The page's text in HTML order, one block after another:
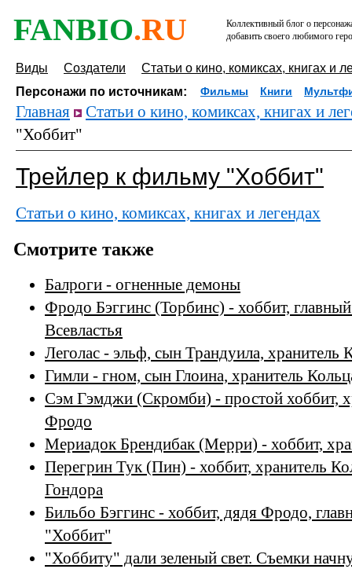
FANBIO.RU
Коллективный блог о
добавить своего любимого
Виды Создатели
Статьи о кино, комиксах, книгах и
Персонажи по источникам:
Фильмы Книги
Главная
Статьи о кино, комиксах, книгах и
"Хоббит"
Трейлер к фильму "Хоббит"
Статьи о кино, комиксах, книгах и легендах
Смотрите также
Балроги - огненные демоны
Фродо Бэггинс (Торбинс) - хоббит,
Всевластья
Леголас - эльф, сын Трандуила, хранитель
Гимли - гном, сын Глоина, хранитель
Сэм Гэмджи (Скромби) - простой хоббит,
Фродо
Мериадок Брендибак (Мерри) - хоббит,
Перегрин Тук (Пин) - хоббит, хранитель
Гондора
Бильбо Бэггинс - хоббит, дядя Фродо,
"Хоббит"
"Хоббиту" дали зеленый свет. Съемки